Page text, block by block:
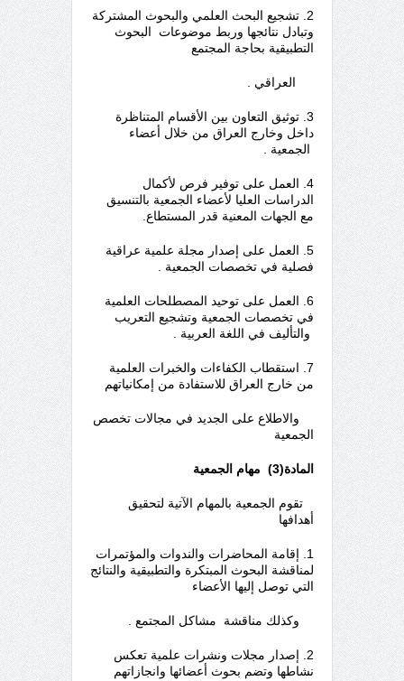
2. تشجيع البحث العلمي والبحوث المشتركة
وتبادل نتائجها وربط موضوعات البحوث
التطبيقية بحاجة المجتمع
العراقي .
3. توثيق التعاون بين الأقسام المتناظرة
داخل وخارج العراق من خلال أعضاء
الجمعية .
4. العمل على توفير فرص لأكمال
الدراسات العليا لأعضاء الجمعية بالتنسيق
مع الجهات المعنية قدر المستطاع.
5. العمل على إصدار مجلة علمية عراقية
فصلية في تخصصات الجمعية .
6. العمل على توحيد المصطلحات العلمية
في تخصصات الجمعية وتشجيع التعريب
والتأليف في اللغة العربية .
7. استقطاب الكفاءات والخبرات العلمية
من خارج العراق للاستفادة من إمكانياتهم
والاطلاع على الجديد في مجالات تخصص
الجمعية
المادة(3) مهام الجمعية
تقوم الجمعية بالمهام الآتية لتحقيق
أهدافها
1. إقامة المحاضرات والندوات والمؤتمرات
لمناقشة البحوث المبتكرة والتطبيقية والنتائج
التي توصل إليها الأعضاء
وكذلك مناقشة مشاكل المجتمع .
2. إصدار مجلات ونشرات علمية تعكس
نشاطها وتضم بحوث أعضائها وانجازاتهم